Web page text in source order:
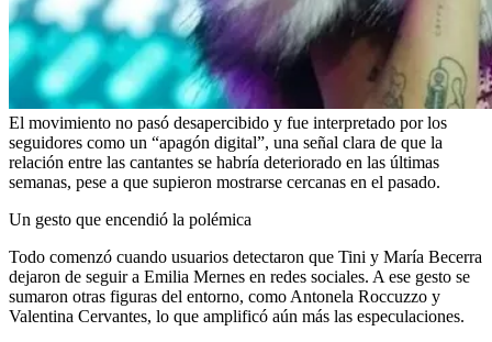
El movimiento no pasó desapercibido y fue interpretado por los
seguidores como un “apagón digital”, una señal clara de que la
relación entre las cantantes se habría deteriorado en las últimas
semanas, pese a que supieron mostrarse cercanas en el pasado.
Un gesto que encendió la polémica
Todo comenzó cuando usuarios detectaron que Tini y María Becerra
dejaron de seguir a Emilia Mernes en redes sociales. A ese gesto se
sumaron otras figuras del entorno, como Antonela Roccuzzo y
Valentina Cervantes, lo que amplificó aún más las especulaciones.